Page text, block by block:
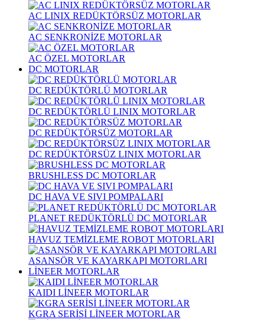
AC LINIX REDÜKTÖRSÜZ MOTORLAR
AC SENKRONİZE MOTORLAR
AC ÖZEL MOTORLAR
DC MOTORLAR
DC REDÜKTÖRLÜ MOTORLAR
DC REDÜKTÖRLÜ LINIX MOTORLAR
DC REDÜKTÖRSÜZ MOTORLAR
DC REDÜKTÖRSÜZ LINIX MOTORLAR
BRUSHLESS DC MOTORLAR
DC HAVA VE SIVI POMPALARI
PLANET REDÜKTÖRLÜ DC MOTORLAR
HAVUZ TEMİZLEME ROBOT MOTORLARI
ASANSÖR VE KAYARKAPI MOTORLARI
LİNEER MOTORLAR
KAIDI LİNEER MOTORLAR
KGRA SERİSİ LİNEER MOTORLAR